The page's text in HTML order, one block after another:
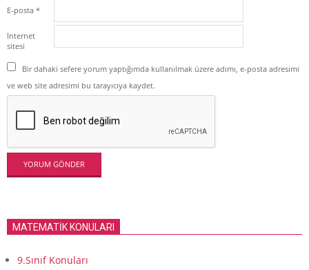
E-posta *
İnternet
sitesi
Bir dahaki sefere yorum yaptığımda kullanılmak üzere adımı, e-posta adresimi
ve web site adresimi bu tarayıcıya kaydet.
MATEMATİK KONULARI
9.Sınıf Konuları